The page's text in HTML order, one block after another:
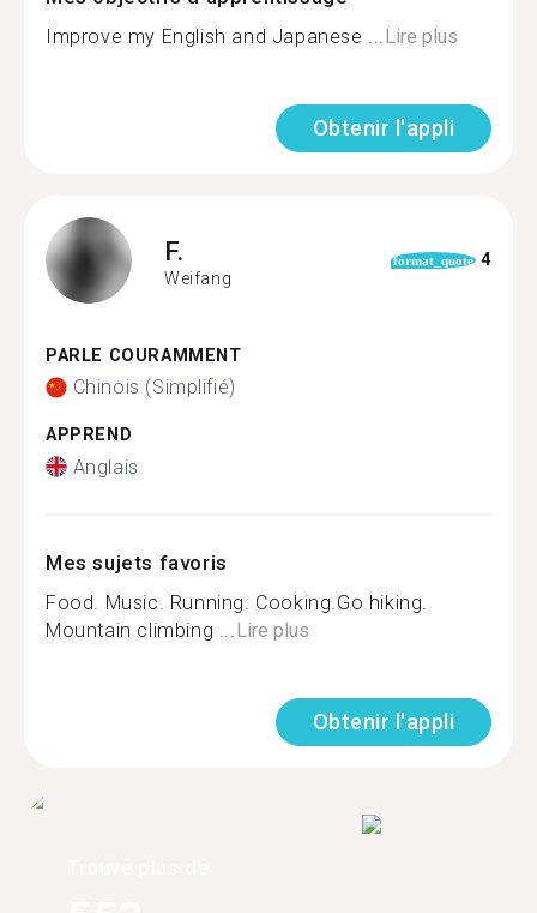
Improve my English and Japanese ... Lire plus
Obtenir l'appli
F.
Weifang
format_quote 4
PARLE COURAMMENT
Chinois (Simplifié)
APPREND
Anglais
Mes sujets favoris
Food. Music. Running. Cooking.Go hiking.
Mountain climbing ... Lire plus
Obtenir l'appli